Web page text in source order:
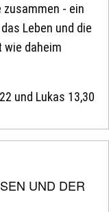
zusammen - ein
Leben und die
wie daheim
und Lukas 13,30
UND DER